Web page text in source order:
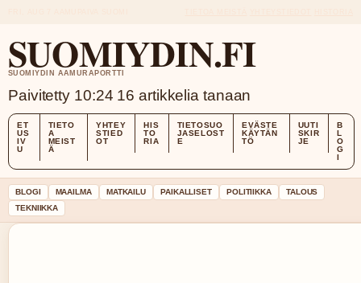
SUOMIYDIN.FI
SUOMIYDIN AAMURAPORTTI
Paivitetty 10:24 16 artikkelia tanaan
ET
US
IV
U
TIETO
A
MEIST
Ä
YHTEY
STIED
OT
HIS
TO
RIA
TIETOSUO
JASELOST
E
EVÄSTE
KÄYTÄN
TÖ
UUTI
SKIR
JE
B
L
O
G
I
BLOGI MAAILMA MATKAILU PAIKALLISET POLITIIKKA
TALOUS
TEKNIIKKA